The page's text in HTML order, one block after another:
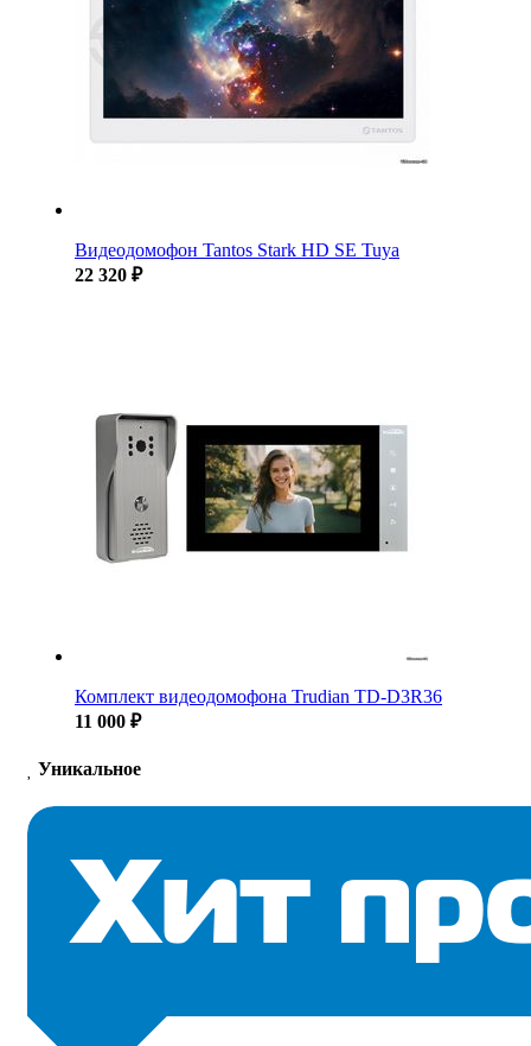
Видеодомофон Tantos Stark HD SE Tuya
22 320 ₽
Комплект видеодомофона Trudian TD-D3R36
11 000 ₽
Уникальное